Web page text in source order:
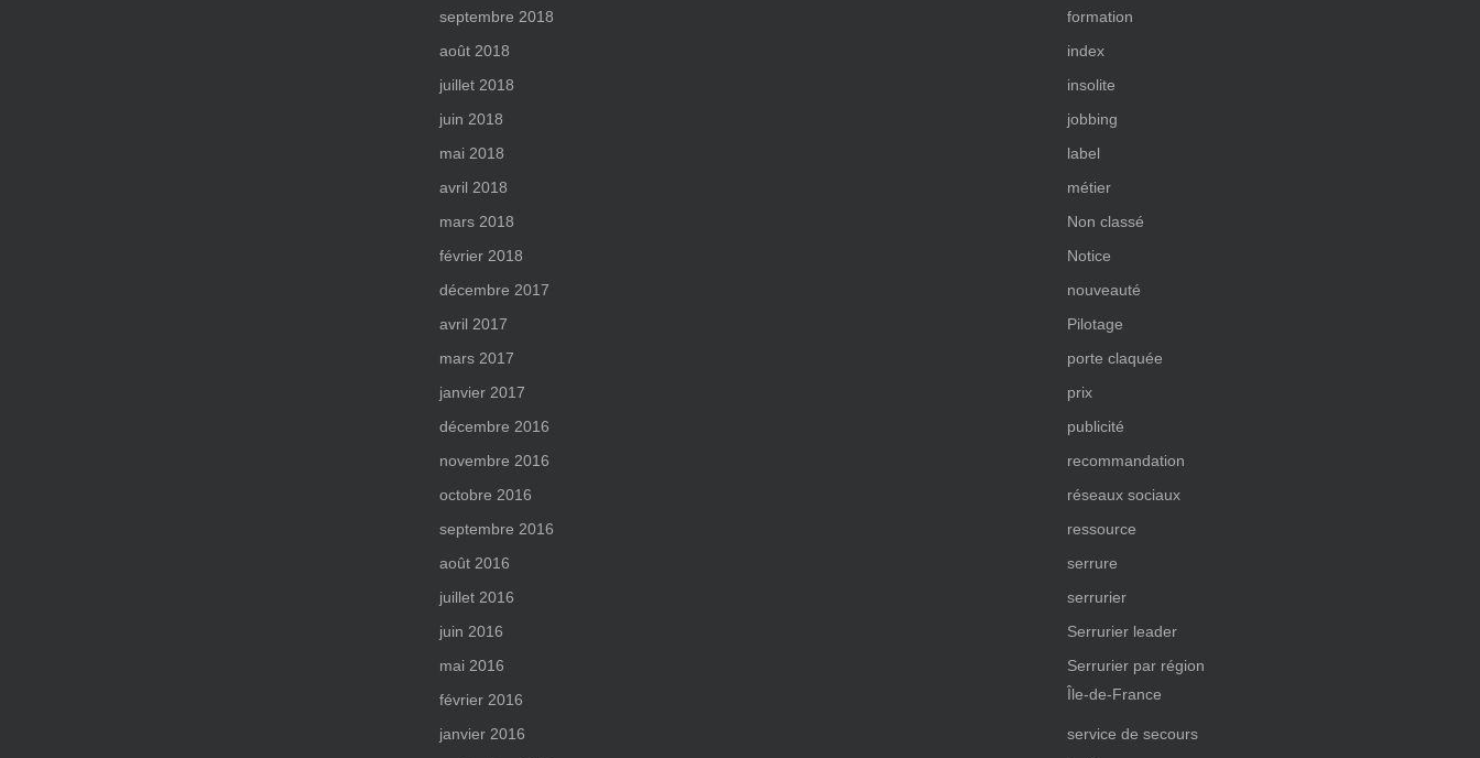
septembre 2018
août 2018
juillet 2018
juin 2018
mai 2018
avril 2018
mars 2018
février 2018
décembre 2017
avril 2017
mars 2017
janvier 2017
décembre 2016
novembre 2016
octobre 2016
septembre 2016
août 2016
juillet 2016
juin 2016
mai 2016
février 2016
janvier 2016
formation
index
insolite
jobbing
label
métier
Non classé
Notice
nouveauté
Pilotage
porte claquée
prix
publicité
recommandation
réseaux sociaux
ressource
serrure
serrurier
Serrurier leader
Serrurier par région
Île-de-France
service de secours